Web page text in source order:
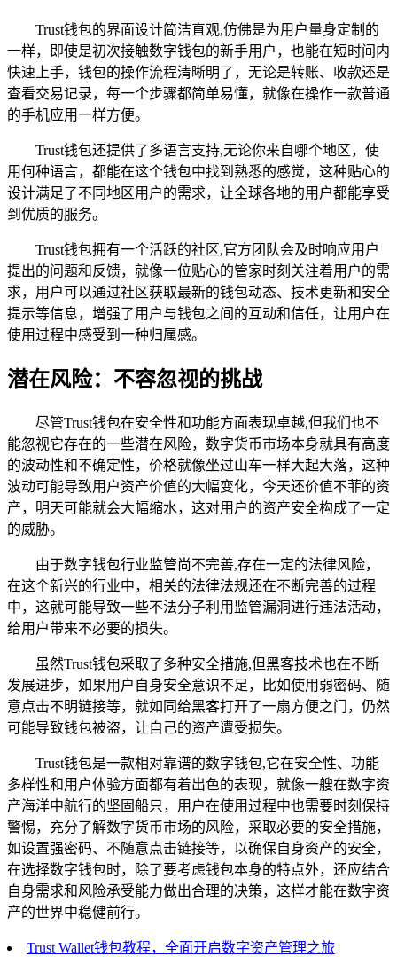
Trust钱包的界面设计简洁直观,仿佛是为用户量身定制的
一样，即使是初次接触数字钱包的新手用户，也能在短时间内
快速上手，钱包的操作流程清晰明了，无论是转账、收款还是
查看交易记录，每一个步骤都简单易懂，就像在操作一款普通
的手机应用一样方便。
Trust钱包还提供了多语言支持,无论你来自哪个地区，使
用何种语言，都能在这个钱包中找到熟悉的感觉，这种贴心的
设计满足了不同地区用户的需求，让全球各地的用户都能享受
到优质的服务。
Trust钱包拥有一个活跃的社区,官方团队会及时响应用户
提出的问题和反馈，就像一位贴心的管家时刻关注着用户的需
求，用户可以通过社区获取最新的钱包动态、技术更新和安全
提示等信息，增强了用户与钱包之间的互动和信任，让用户在
使用过程中感受到一种归属感。
潜在风险：不容忽视的挑战
尽管Trust钱包在安全性和功能方面表现卓越,但我们也不
能忽视它存在的一些潜在风险，数字货币市场本身就具有高度
的波动性和不确定性，价格就像坐过山车一样大起大落，这种
波动可能导致用户资产价值的大幅变化，今天还价值不菲的资
产，明天可能就会大幅缩水，这对用户的资产安全构成了一定
的威胁。
由于数字钱包行业监管尚不完善,存在一定的法律风险，
在这个新兴的行业中，相关的法律法规还在不断完善的过程
中，这就可能导致一些不法分子利用监管漏洞进行违法活动，
给用户带来不必要的损失。
虽然Trust钱包采取了多种安全措施,但黑客技术也在不断
发展进步，如果用户自身安全意识不足，比如使用弱密码、随
意点击不明链接等，就如同给黑客打开了一扇方便之门，仍然
可能导致钱包被盗，让自己的资产遭受损失。
Trust钱包是一款相对靠谱的数字钱包,它在安全性、功能
多样性和用户体验方面都有着出色的表现，就像一艘在数字资
产海洋中航行的坚固船只，用户在使用过程中也需要时刻保持
警惕，充分了解数字货币市场的风险，采取必要的安全措施，
如设置强密码、不随意点击链接等，以确保自身资产的安全，
在选择数字钱包时，除了要考虑钱包本身的特点外，还应结合
自身需求和风险承受能力做出合理的决策，这样才能在数字资
产的世界中稳健前行。
Trust Wallet钱包教程，全面开启数字资产管理之旅